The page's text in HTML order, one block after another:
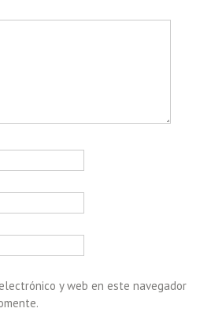
y web en este navegador